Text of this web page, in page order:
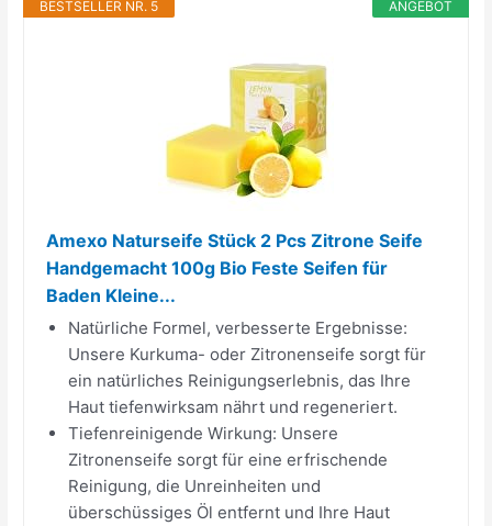
ANGEBOT
BESTSELLER NR. 5
Amexo Naturseife Stück 2 Pcs Zitrone Seife
Handgemacht 100g Bio Feste Seifen für
Baden Kleine...
Natürliche Formel, verbesserte Ergebnisse:
Unsere Kurkuma- oder Zitronenseife sorgt für
ein natürliches Reinigungserlebnis, das Ihre
Haut tiefenwirksam nährt und regeneriert.
Tiefenreinigende Wirkung: Unsere
Zitronenseife sorgt für eine erfrischende
Reinigung, die Unreinheiten und
überschüssiges Öl entfernt und Ihre Haut